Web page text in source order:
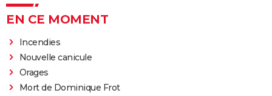
EN CE MOMENT
Incendies
Nouvelle canicule
Orages
Mort de Dominique Frot